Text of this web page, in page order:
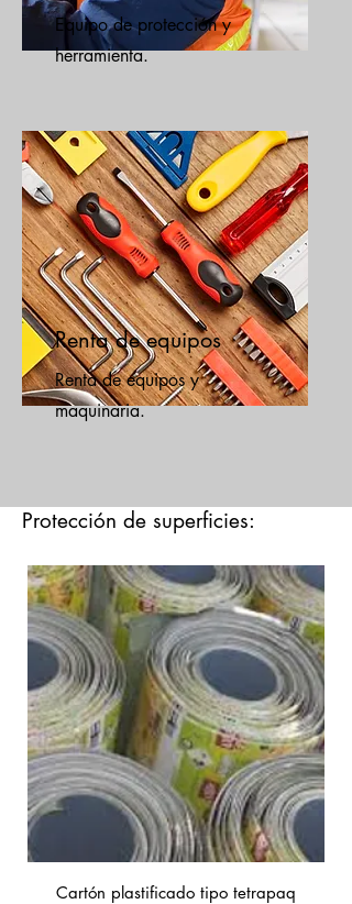
Equipo de protección y
herramienta.
Renta de equipos
Renta de equipos y
maquinaria.
Protección de superficies:
Cartón plastificado tipo tetrapaq